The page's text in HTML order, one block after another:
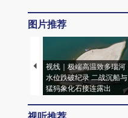
图片推荐
视线｜极端高温致多瑙河
水位跌破纪录 二战沉船与
猛犸象化石接连露出